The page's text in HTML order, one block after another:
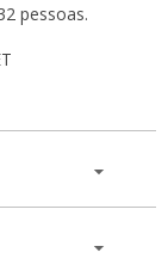
pessoas.